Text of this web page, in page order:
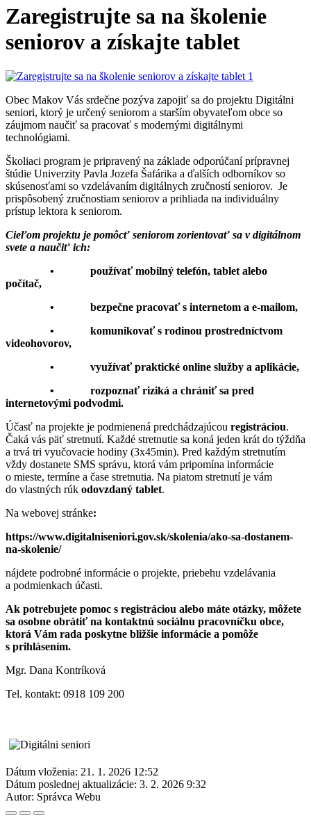
Zaregistrujte sa na školenie
seniorov a získajte tablet
Obec Makov Vás srdečne pozýva zapojiť sa do projektu Digitálni
seniori, ktorý je určený seniorom a starším obyvateľom obce so
záujmom naučiť sa pracovať s modernými digitálnymi
technológiami.
Školiaci program je pripravený na základe odporúčaní prípravnej
štúdie Univerzity Pavla Jozefa Šafárika a ďalších odborníkov so
skúsenosťami so vzdelávaním digitálnych zručností seniorov. Je
prispôsobený zručnostiam seniorov a prihliada na individuálny
prístup lektora k seniorom.
Cieľom projektu je pomôcť seniorom zorientovať sa v digitálnom
svete a naučiť ich:
• používať mobilný telefón, tablet alebo
počítač,
• bezpečne pracovať s internetom a e-mailom,
• komunikovať s rodinou prostredníctvom
videohovorov,
• využívať praktické online služby a aplikácie,
• rozpoznať riziká a chrániť sa pred
internetovými podvodmi.
Účasť na projekte je podmienená predchádzajúcou registráciou.
Čaká vás päť stretnutí. Každé stretnutie sa koná jeden krát do týždňa
a trvá tri vyučovacie hodiny (3x45min). Pred každým stretnutím
vždy dostanete SMS správu, ktorá vám pripomína informácie
o mieste, termíne a čase stretnutia. Na piatom stretnutí je vám
do vlastných rúk odovzdaný tablet.
Na webovej stránke:
https://www.digitalniseniori.gov.sk/skolenia/ako-sa-dostanem-
na-skolenie/
nájdete podrobné informácie o projekte, priebehu vzdelávania
a podmienkach účasti.
Ak potrebujete pomoc s registráciou alebo máte otázky, môžete
sa osobne obrátiť na kontaktnú sociálnu pracovníčku obce,
ktorá Vám rada poskytne bližšie informácie a pomôže
s prihlásením.
Mgr. Dana Kontríková
Tel. kontakt: 0918 109 200
Dátum vloženia: 21. 1. 2026 12:52
Dátum poslednej aktualizácie: 3. 2. 2026 9:32
Autor: Správca Webu